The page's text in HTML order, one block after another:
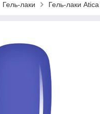
Гель-лаки Гель-лаки Atica